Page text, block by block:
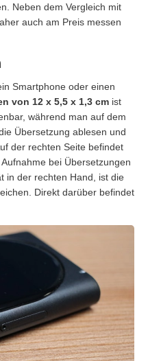
Neben dem Vergleich mit
auch am Preis messen
Smartphone oder einen
von 12 x 5,5 x 1,3 cm ist
während man auf dem
Übersetzung ablesen und
der rechten Seite befindet
bei Übersetzungen
in der rechten Hand, ist die
Direkt darüber befindet